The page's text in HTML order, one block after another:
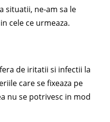
situatii, ne-am sa le
cele ce urmeaza.
de iritatii si infectii la
care se fixeaza pe
nu se potrivesc in mod